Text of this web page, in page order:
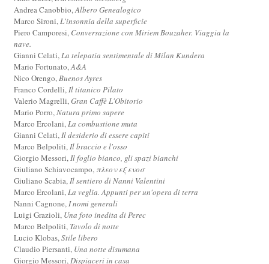
Andrea Canobbio,Albero Genealogico
Marco Sironi,L'insonnia della superficie
Piero Camporesi, Conversazione con Miriem Bouzaher. Viaggia la
nave.
Gianni Celati,La telepatia sentimentale di Milan Kundera
Mario Fortunato,A&A
Nico Orengo,Buenos Ayres
Franco Cordelli,Il titanico Pilato
Valerio Magrelli,Gran Caffè L'Obitorio
Mario Porro,Natura primo sapere
Marco Ercolani,La combustione muta
Gianni Celati,Il desiderio di essere capiti
Marco Belpoliti,Il braccio e l'osso
Giorgio Messori,Il foglio bianco, gli spazi bianchi
Giuliano Schiavocampo,πλεον εξ ενοσ
Giuliano Scabia,Il sentiero di Nanni Valentini
Marco Ercolani,La veglia. Appunti per un'opera di terra
Nanni Cagnone,I nomi generali
Luigi Grazioli, Una foto inedita di Perec
Marco Belpoliti, Tavolo di notte
Lucio Klobas,Stile libero
Claudio Piersanti, Una notte disumana
Giorgio Messori,Dispiaceri in casa